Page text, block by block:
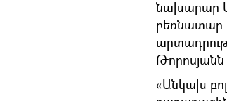
նախարար
բեռնատար
Թորոսյանն
«Անկախ